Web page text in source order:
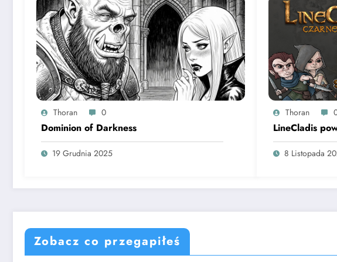
Thoran 0
Dominion of Darkness
19 Grudnia 2025
Thoran
LineCladis
8 Listopada
Zobacz co przegapiłeś